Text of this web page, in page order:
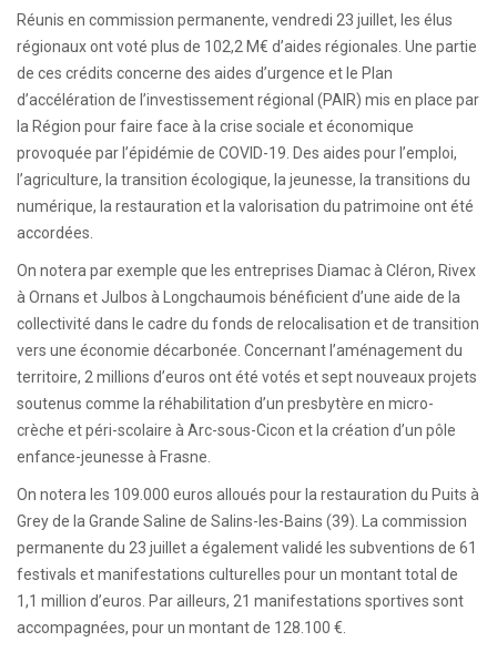
Réunis en commission permanente, vendredi 23 juillet, les élus
régionaux ont voté plus de 102,2 M€ d’aides régionales. Une partie
de ces crédits concerne des aides d’urgence et le Plan
d’accélération de l’investissement régional (PAIR) mis en place par
la Région pour faire face à la crise sociale et économique
provoquée par l’épidémie de COVID-19. Des aides pour l’emploi,
l’agriculture, la transition écologique, la jeunesse, la transitions du
numérique, la restauration et la valorisation du patrimoine ont été
accordées.
On notera par exemple que les entreprises Diamac à Cléron, Rivex
à Ornans et Julbos à Longchaumois bénéficient d’une aide de la
collectivité dans le cadre du fonds de relocalisation et de transition
vers une économie décarbonée. Concernant l’aménagement du
territoire, 2 millions d’euros ont été votés et sept nouveaux projets
soutenus comme la réhabilitation d’un presbytère en micro-
crèche et péri-scolaire à Arc-sous-Cicon et la création d’un pôle
enfance-jeunesse à Frasne.
On notera les 109.000 euros alloués pour la restauration du Puits à
Grey de la Grande Saline de Salins-les-Bains (39). La commission
permanente du 23 juillet a également validé les subventions de 61
festivals et manifestations culturelles pour un montant total de
1,1 million d’euros. Par ailleurs, 21 manifestations sportives sont
accompagnées, pour un montant de 128.100 €.